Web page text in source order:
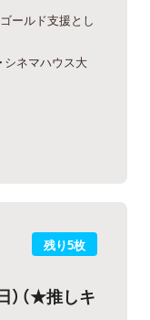
ールド支援とし
シネマハウス大
残り5枚
）（★推しキ